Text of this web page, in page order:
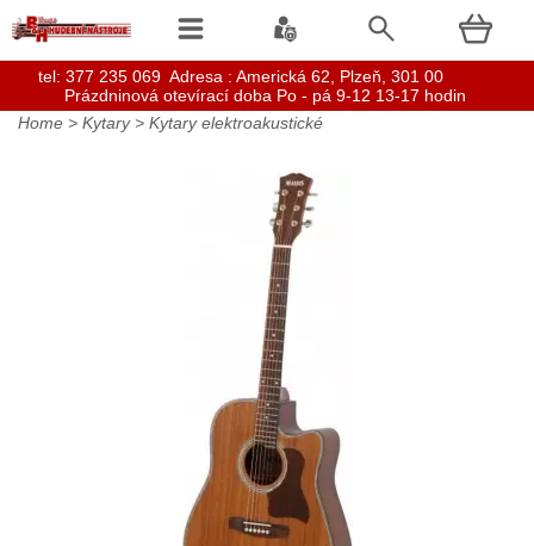
Home > Kytary> Kytary elektroakustické
tel: 377 235 069 Adresa : Americká 62, Plzeň, 301 00
Prázdninová otevírací doba Po - pá 9-12 13-17 hodin